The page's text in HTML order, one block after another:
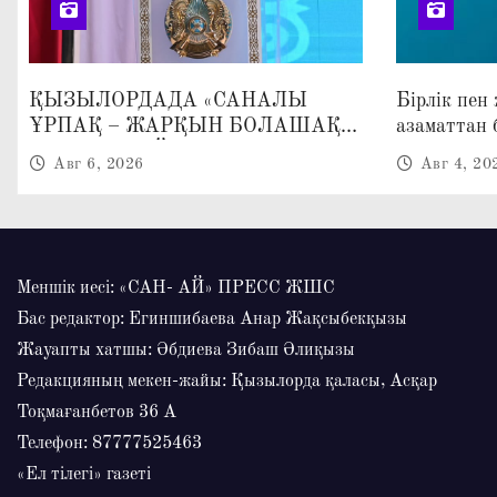
ҚЫЗЫЛОРДАДА «САНАЛЫ
ҰРПАҚ – ЖАРҚЫН БОЛАШАҚ»
АТТЫ КЕҢЕЙТІЛГЕН МӘЖІЛІС
Авг 6, 2026
Бірлік пен
азаматтан
Авг 4,
Меншік иесі: «САН- АЙ» ПРЕСС ЖШС
Бас редактор: Егиншибаева Анар Жақсыбекқызы
Жауапты хатшы: Әбдиева Зибаш Әлиқызы
Редакцияның мекен-жайы: Қызылорда қаласы, Асқар
Тоқмағанбетов 36 А
Телефон: 87777525463
«Ел тілегі» газеті